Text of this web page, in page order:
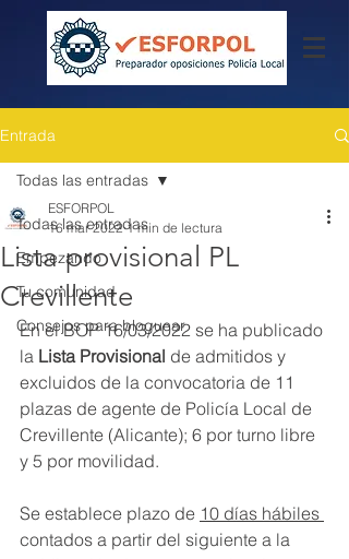
Entrada
Todas las entradas
Empezando
Tu comunidad
Consejos para bloguear
Todas las entradas
Lista provisional PL
Crevillente
ESFORPOL
16 mar 2022 1 min de lectura
En el BOP 16/03/2022 se ha publicado
la Lista Provisional de admitidos y
excluidos de la convocatoria de 11
plazas de agente de Policía Local de
Crevillente (Alicante); 6 por turno libre
y 5 por movilidad.
Se establece plazo de 10 días hábiles
contados a partir del siguiente a la